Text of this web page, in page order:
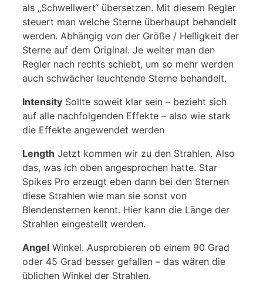
als „Schwellwert“ übersetzen. Mit diesem Regler
steuert man welche Sterne überhaupt behandelt
werden. Abhängig von der Größe / Helligkeit der
Sterne auf dem Original. Je weiter man den
Regler nach rechts schiebt, um so mehr werden
auch schwächer leuchtende Sterne behandelt.
Intensity Sollte soweit klar sein – bezieht sich
auf alle nachfolgenden Effekte – also wie stark
die Effekte angewendet werden
Length Jetzt kommen wir zu den Strahlen. Also
das, was ich oben angesprochen hatte. Star
Spikes Pro erzeugt eben dann bei den Sternen
diese Strahlen wie man sie sonst von
Blendensternen kennt. Hier kann die Länge der
Strahlen eingestellt werden.
Angel Winkel. Ausprobieren ob einem 90 Grad
oder 45 Grad besser gefallen – das wären die
üblichen Winkel der Strahlen.